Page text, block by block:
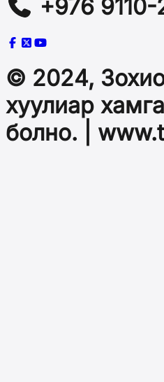
+976
© 2024,
хуулиар
болно. |